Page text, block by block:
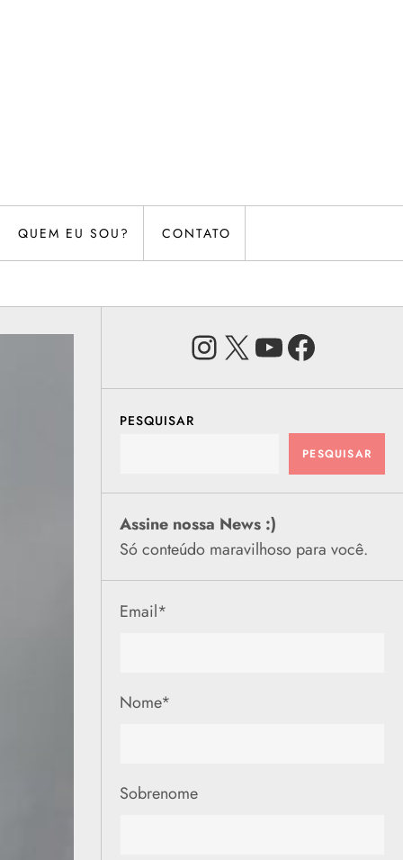
QUEM EU SOU? CONTATO
Instagram
X Youtube
PESQUISAR
PESQUISAR
Assine nossa News :)
Só conteúdo maravilhoso para você.
Email*
Nome*
Sobrenome